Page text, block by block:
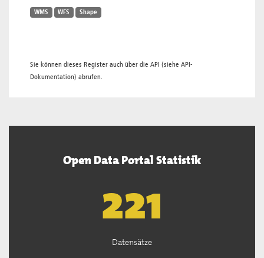
WMS WFS Shape
Sie können dieses Register auch über die API (siehe API-
Dokumentation) abrufen.
Open Data Portal Statistik
222
Datensätze